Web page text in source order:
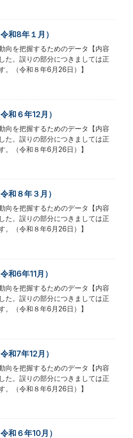
和8年１月）
向を把握するためのデータ【内容
た。誤りの部分につきましては正
。（令和８年6月26日）】
和６年12月）
向を把握するためのデータ【内容
た。誤りの部分につきましては正
。（令和８年6月26日）】
和８年３月）
向を把握するためのデータ【内容
た。誤りの部分につきましては正
。（令和８年6月26日）】
和6年11月）
向を把握するためのデータ【内容
た。誤りの部分につきましては正
。（令和８年6月26日）】
和7年12月）
向を把握するためのデータ【内容
た。誤りの部分につきましては正
。（令和８年6月26日）】
和６年10月）